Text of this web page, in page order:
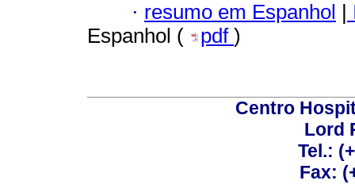
· resumo em Espanhol
Espanhol (
pdf )
Centro
Lord
Tel.:
Fax: